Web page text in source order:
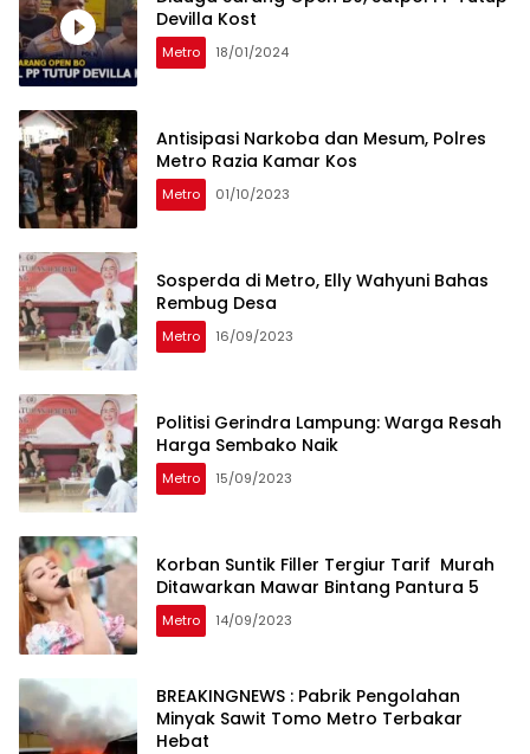
Devilla Kost
Metro 18/01/2024
Antisipasi Narkoba dan Mesum, Polres
Metro Razia Kamar Kos
Metro 01/10/2023
Sosperda di Metro, Elly Wahyuni Bahas
Rembug Desa
Metro 16/09/2023
Politisi Gerindra Lampung: Warga Resah
Harga Sembako Naik
Metro 15/09/2023
Korban Suntik Filler Tergiur Tarif Murah
Ditawarkan Mawar Bintang Pantura 5
Metro 14/09/2023
BREAKINGNEWS : Pabrik Pengolahan
Minyak Sawit Tomo Metro Terbakar
Hebat